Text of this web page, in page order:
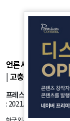
언론사소개 |개인
|고충처리 |청소년
프레스룸
: 서울시 강
: 2021.10.18 발행인: